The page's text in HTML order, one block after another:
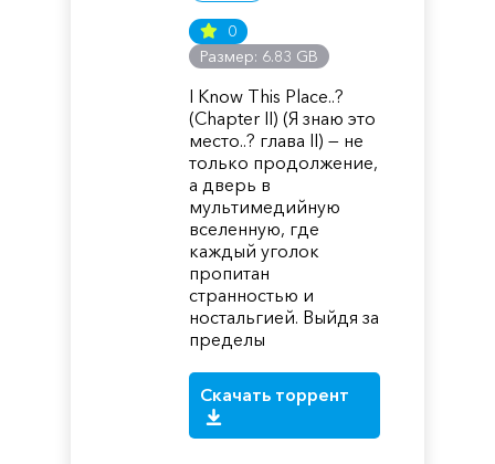
0
Размер: 6.83 GB
I Know This Place..?
(Chapter II) (Я знаю это
место..? глава II) — не
только продолжение,
а дверь в
мультимедийную
вселенную, где
каждый уголок
пропитан
странностью и
ностальгией. Выйдя за
пределы
Скачать торрент